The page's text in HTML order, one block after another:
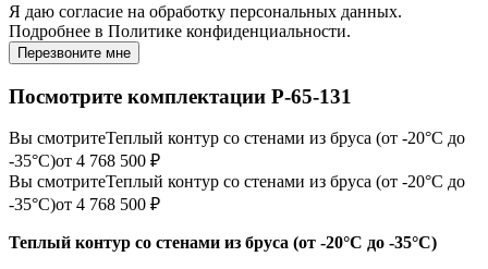
Я даю согласие на обработку персональных данных.
Подробнее в Политике конфиденциальности.
Перезвоните мне
Посмотрите комплектации Р-65-131
Вы смотритеТеплый контур со стенами из бруса (от -20°С до
-35°С)от 4 768 500 ₽
Вы смотритеТеплый контур со стенами из бруса (от -20°С до
-35°С)от 4 768 500 ₽
Теплый контур со стенами из бруса (от -20°С до -35°С)